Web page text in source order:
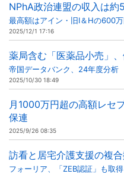
NPhA政治連盟の収入は約
最高額はアイン・旧I＆Hの600
2025/12/1 17:16
薬局含む「医薬品小売」
帝国データバンク、24年度分析
2025/10/30 18:49
月1000万円超の高額レ
保連
2025/9/26 08:35
訪看と居宅介護支援の複
フォーリア、「ZEB認証」も取得